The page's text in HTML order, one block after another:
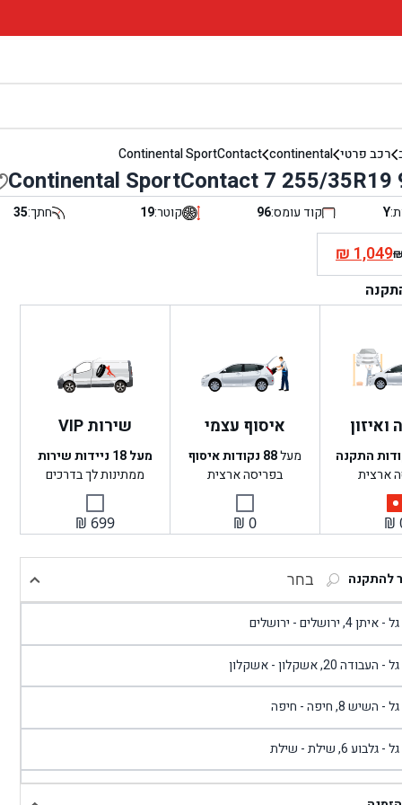
רכב פרטי continental
Continental SportContact
Continental SportContact 7 255/35R19
Y קוד עומס:96 קוטר:19 חתך:35
₪1,049
התקנה
ארצית
₪
איסוף עצמי
מעל88 נקודות איסוף
בפריסה ארצית
₪ 0
שירות VIP
מעל 18 ניידות שירות
ממתינות לך בדרכים
₪ 699
להתקנה בחר
4, ירושלים - ירושלים
העבודה 20, אשקלון - אשקלון
- השיש 8, חיפה - חיפה
- גלבוע 6, שילת - שילת
- פוריידיס, כניסה צפונית מול כביש 4 - פרדיס